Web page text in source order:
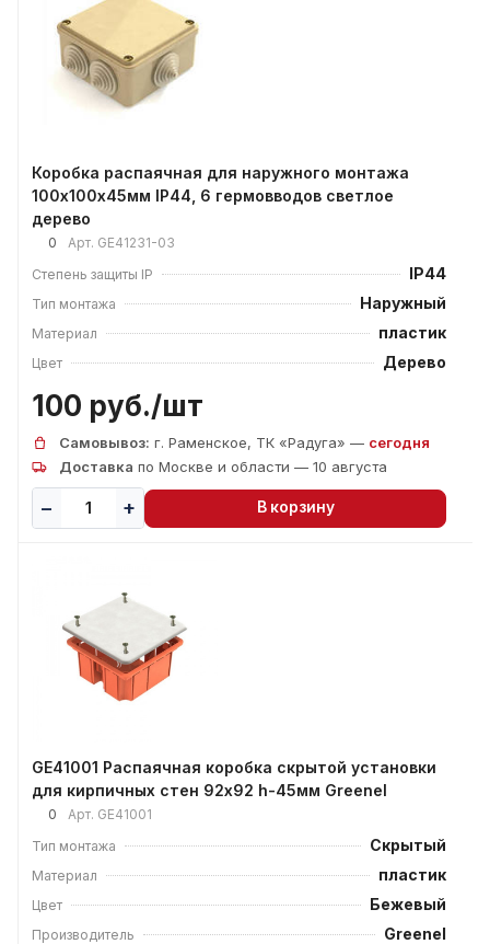
Коробка распаячная для наружного монтажа
100х100х45мм IP44, 6 гермовводов светлое
дерево
0 Арт. GE41231-03
Степень защиты IP
IP44
Тип монтажа Наружный
Материал пластик
Цвет Дерево
100 руб./шт
Самовывоз: г. Раменское, ТК «Радуга» — сегодня
Доставка по Москве и области — 10 августа
В корзину
GE41001 Распаячная коробка скрытой установки
для кирпичных стен 92х92 h-45мм Greenel
0 Арт. GE41001
Тип монтажа
Скрытый
Материал пластик
Цвет Бежевый
Производитель Greenel